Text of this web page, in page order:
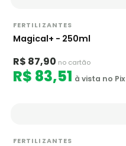
FERTILIZANTES
Magical+ - 250ml
R$ 87,90 no cartão
R$ 83,51 à vista no Pix
FERTILIZANTES